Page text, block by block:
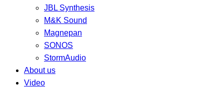
JBL Synthesis
M&K Sound
Magnepan
SONOS
StormAudio
About us
Video